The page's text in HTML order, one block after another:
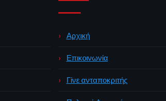
Αρχική
Επικοινωνία
Γίνε ανταποκριτής